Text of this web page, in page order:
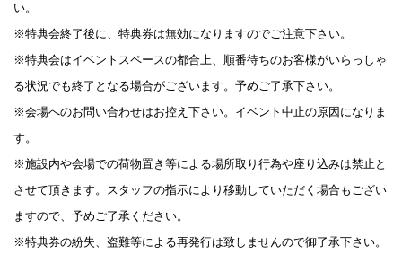
い。
※特典会終了後に、特典券は無効になりますのでご注意下さい。
※特典会はイベントスペースの都合上、順番待ちのお客様がいらっしゃ
る状況でも終了となる場合がございます。予めご了承下さい。
※会場へのお問い合わせはお控え下さい。イベント中止の原因になりま
す。
※施設内や会場での荷物置き等による場所取り行為や座り込みは禁止と
させて頂きます。スタッフの指示により移動していただく場合もござい
ますので、予めご了承ください。
※特典券の紛失、盗難等による再発行は致しませんので御了承下さい。